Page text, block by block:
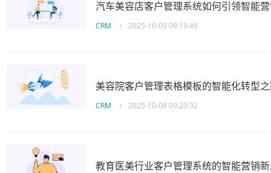
汽车美容店客户管理系统如何引领智能
CRM • 2025-10-09 09:19:49
美容院客户管理表格模板的智能化转型
CRM • 2025-10-08 09:20:32
教育医美行业客户管理系统的智能营销